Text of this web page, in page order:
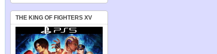
THE KING OF FIGHTERS XV